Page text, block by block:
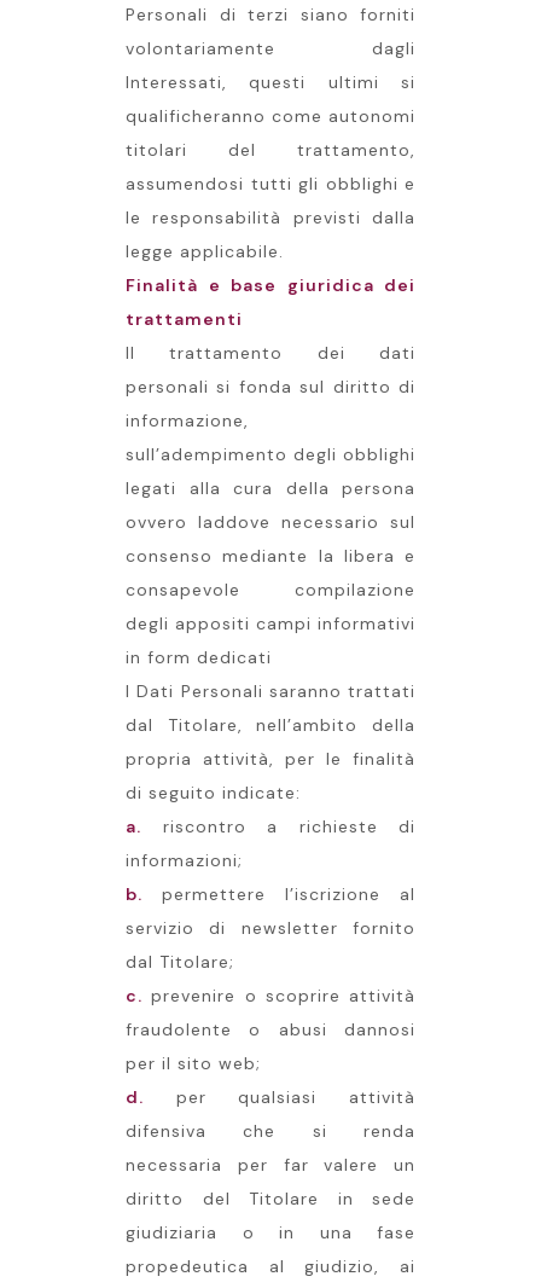
Personali di terzi siano forniti
volontariamente dagli
Interessati, questi ultimi si
qualificheranno come autonomi
titolari del trattamento,
assumendosi tutti gli obblighi e
le responsabilità previsti dalla
legge applicabile.
Finalità e base giuridica dei
trattamenti
Il trattamento dei dati
personali si fonda sul diritto di
informazione,
sull’adempimento degli obblighi
legati alla cura della persona
ovvero laddove necessario sul
consenso mediante la libera e
consapevole compilazione
degli appositi campi informativi
in form dedicati
I Dati Personali saranno trattati
dal Titolare, nell’ambito della
propria attività, per le finalità
di seguito indicate:
a. riscontro a richieste di
informazioni;
b. permettere l’iscrizione al
servizio di newsletter fornito
dal Titolare;
c. prevenire o scoprire attività
fraudolente o abusi dannosi
per il sito web;
d. per qualsiasi attività
difensiva che si renda
necessaria per far valere un
diritto del Titolare in sede
giudiziaria o in una fase
propedeutica al giudizio, ai